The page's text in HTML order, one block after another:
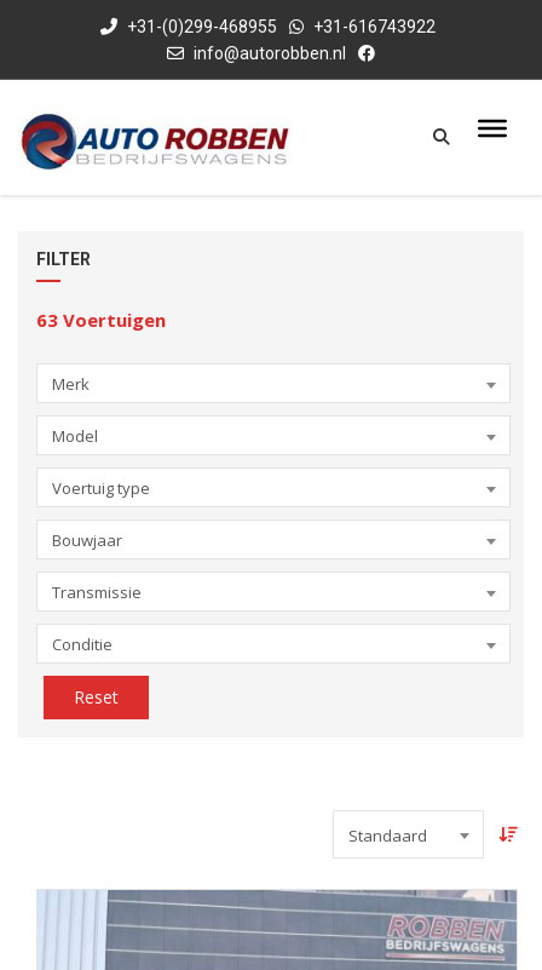
+31-(0)299-468955
+31-616743922
info@autorobben.nl
FILTER
63 Voertuigen
Merk
Model
Voertuig type
Bouwjaar
Transmissie
Conditie
Reset
Standaard